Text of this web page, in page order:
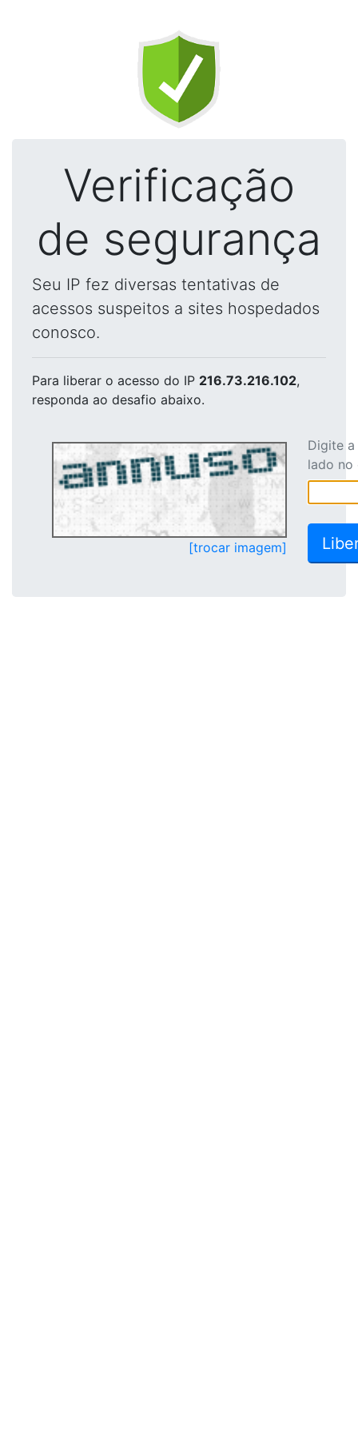
Verificação
de segurança
Seu IP fez diversas tentativas de
acessos suspeitos a sites hospedados
conosco.
Para liberar o acesso do IP 216.73.216.102,
responda ao desafio abaixo.
[trocar imagem]
Digite
lado no